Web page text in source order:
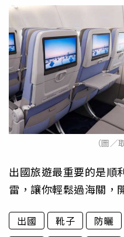
（圖／
出國旅遊最重要的是順
雷，讓你輕鬆過海關，
出國 靴子 防曬